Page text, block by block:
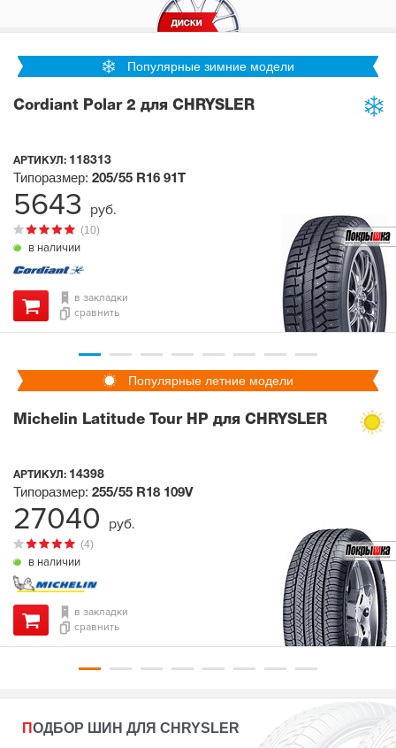
Популярные зимние модели
Cordiant Polar 2 для CHRYSLER
АРТИКУЛ: 118313
в наличии
(10)
Типоразмер: 205/55 R16 91T
в закладки
сравнить
5643 руб.
Популярные летние модели
Michelin Latitude Tour HP для CHRYSLER
АРТИКУЛ: 14398
в наличии
(4)
Типоразмер: 255/55 R18 109V
в закладки
сравнить
27040 руб.
ПОДБОР ШИН ДЛЯ CHRYSLER